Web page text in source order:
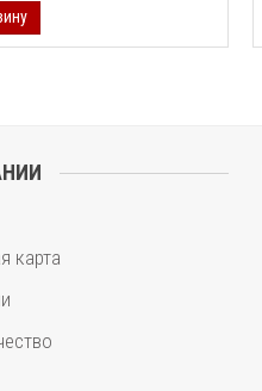
карта